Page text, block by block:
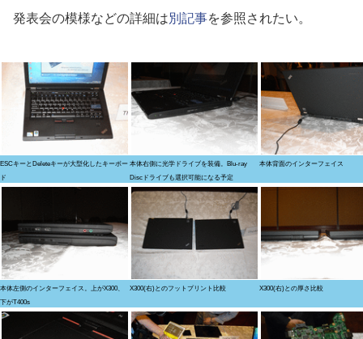
発表会の模様などの詳細は別記事を参照されたい。
ESCキーとDeleteキーが大型化したキーボー
ド
本体右側に光学ドライブを装備。Blu-ray
Discドライブも選択可能になる予定
本体背面のインターフェイス
本体左側のインターフェイス。上がX300、
下がT400s
X300(右)とのフットプリント比較 X300(右)との厚さ比較